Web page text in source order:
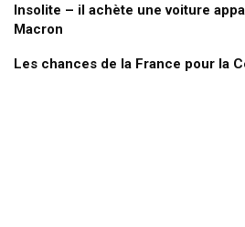
Insolite – il achète une voiture
Macron
Les chances de la France pour la